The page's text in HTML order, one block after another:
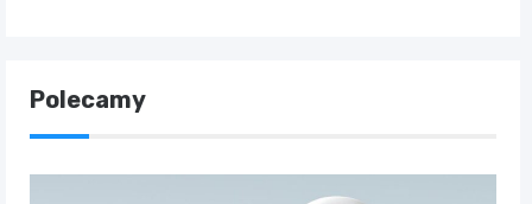
Polecamy